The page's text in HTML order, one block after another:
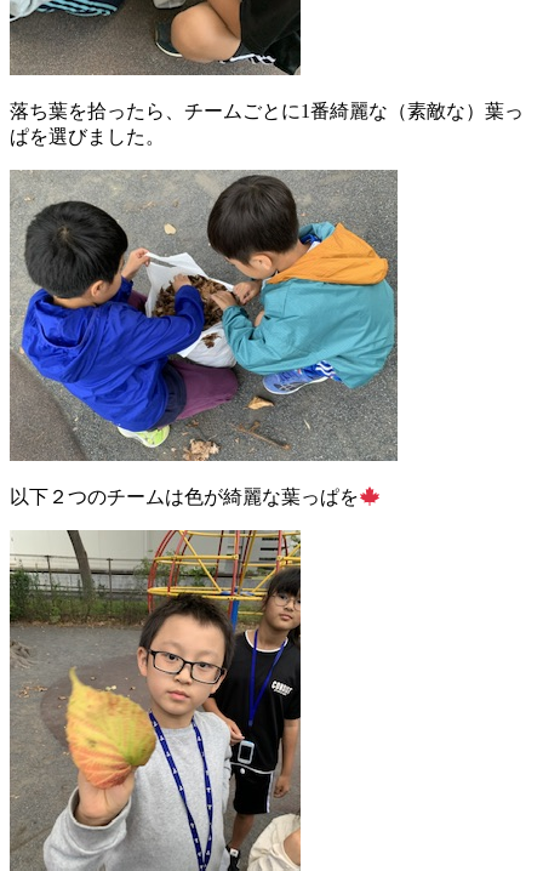
落ち葉を拾ったら、チームごとに1番綺麗な（素敵な）葉っ
ぱを選びました。
以下２つのチームは色が綺麗な葉っぱを